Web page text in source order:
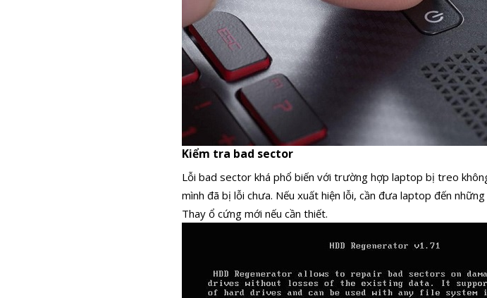
Kiểm tra bad sector
Lỗi bad sector khá phổ biến với trường hợp laptop bị treo
mình đã bị lỗi chưa. Nếu xuất hiện lỗi, cần đưa laptop đến
Thay ổ cứng mới nếu cần thiết.